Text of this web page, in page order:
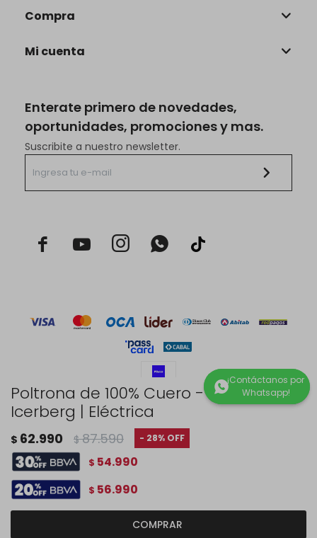
Poltrona de 100% Cuero - Wind
Icerberg | Eléctrica
$ 62.990 $ 87.590 28
$ 54.990
$ 56.990
COMPRAR
Enterate primero de novedades,
oportunidades, promociones y mas.
Suscribite a nuestro newsletter.
  
Compra
Mi cuenta
© Copyright 2026 / Rustico Hogar